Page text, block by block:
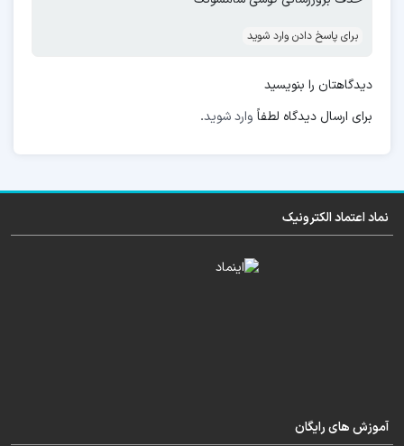
KG – RMM – OEM –IT Admin
درست تری از امنیتهای سامسونگ برسید.
تا بتوانید مشکلات نرم افزاری را راحت تر حل
کنید.
برای پاسخ دادن وارد شوید
دیدگاهتان را بنویسید
برای ارسال دیدگاه لطفاً وارد شوید.
نماد اعتماد الکترونیک
آموزش های رایگان